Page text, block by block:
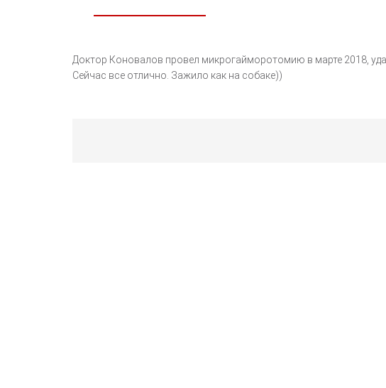
Доктор Коновалов провел микрогайморотомию в марте 2018,
Сейчас все отлично. Зажило как на собаке))